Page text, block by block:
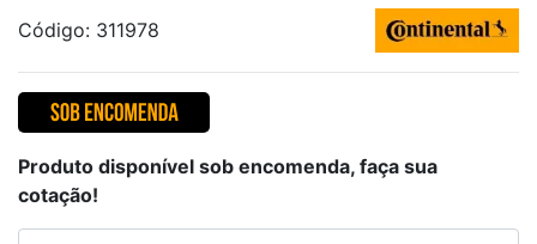
Código: 311978
Produto disponível sob encomenda, faça sua
cotação!